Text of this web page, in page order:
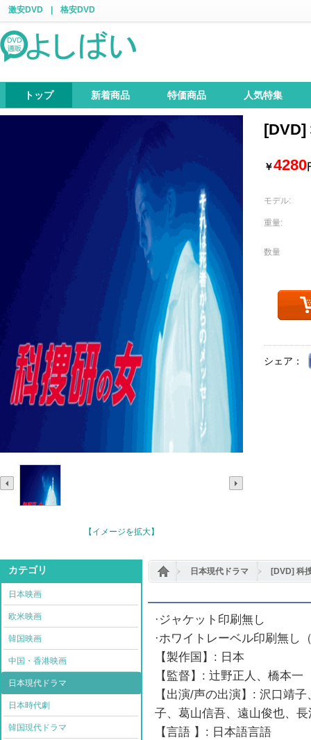
激安DVD 格安DVD
トップ 新着商品 特価商品 人気特集
【イメージを拡大】
[DVD]
￥4280
モデル:
重量:
数量
シェア：
カテゴリ
日本映画
欧米映画
韓国映画
中国・香港映画
日本現代ドラマ
日本時代劇
韓国現代ドラマ
日本現代ドラマ [DVD] 科
·ジャケット印刷無し
·ホワイトレーベル印刷無し
【製作国】: 日本
【監督】: 辻野正人、橋本一
【出演/声の出演】: 沢口靖
子、葛山信吾、遠山俊也、
【言語 】: 日本語言語